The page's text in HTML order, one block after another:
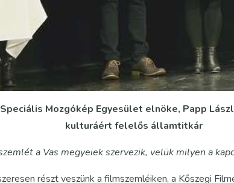
Speciális Mozgókép Egyesület elnöke, Papp
kulturáért felelős államtitkár
a Vas megyeiek szervezik, velük milyen a
részt veszünk a filmszemléiken, a Kőszegi